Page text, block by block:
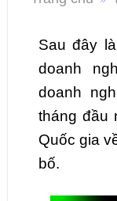
Sau đây
doanh
doanh
tháng đầu
Quốc gia
bố.